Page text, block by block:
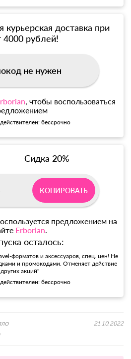
курьерская доставка при
4000 рублей!
не нужен
, чтобы воспользоваться
бессрочно
Сидка 20%
КОПИРОВАТЬ
предложением на
Erborian.
осталось:
форматов и аксессуаров, спец. цен! Не
и промокодами. Отменяет действие
других акций"
бессрочно
21.10.2022